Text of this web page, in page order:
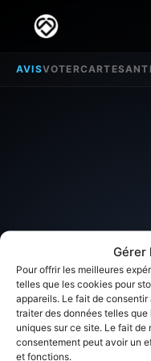
Gérer
Pour offrir les meilleures
telles que les cookies pour
appareils. Le fait de
traiter des données telles
uniques sur ce site. Le fait de
consentement peut avoir un
et fonctions.
AVISVOTERCARTE
Avis sur